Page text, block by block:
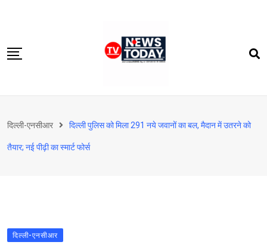
content
दिल्‍ली-एनसीआर
उत्तराखंड
बिजनेस
दिल्‍ली-एनसीआर दिल्ली पुलिस को मिला 291 नये जवानों का बल, मैदान में उतरने को
तैयार; नई पीढ़ी का स्मार्ट फोर्स
दिल्‍ली-एनसीआर